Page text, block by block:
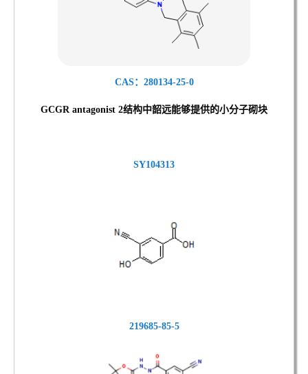
CAS：280134-25-0
GCGR antagonist 2结构中韶远能够提供的小分子砌块
SY104313
219685-85-5